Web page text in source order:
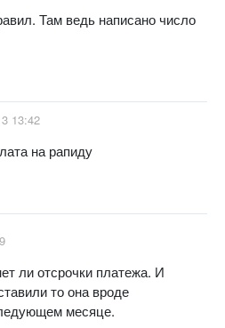
Там ведь написано число
13:42
на рапиду
ли отсрочки платежа. И
то она вроде
месяце.